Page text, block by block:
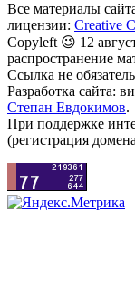
Все материалы
лицензии: Creative
Copyleft 😉 12
распространение
Ссылка не
Разработка сайта:
Степан Евдокимов.
При поддержке
(регистрация